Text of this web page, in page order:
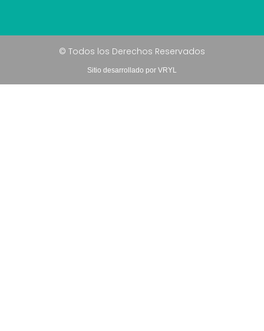
© Todos los Derechos Reservados
Sitio desarrollado por VRYL